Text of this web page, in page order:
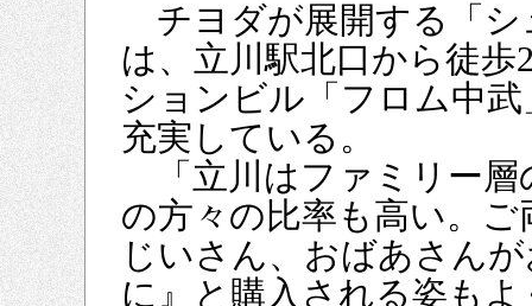
チヨダが展開する「シ
は、立川駅北口から徒
ションビル「フロム中
充実している。
「立川はファミリー層
の方々の比率も高い。
じいさん、おばあさん
に』と購入される姿も